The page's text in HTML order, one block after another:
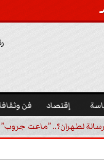
إقتصاد فن
لطهران؟.. ”ماعت